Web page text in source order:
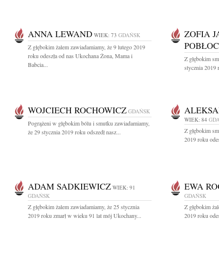
ANNA LEWAND WIEK: 73 GDAŃSK
Z głębokim żalem zawiadamiamy, że 9 lutego 2019
roku odeszła od nas Ukochana Żona, Mama i
Babcia...
ZOFIA
Z głębokim
stycznia 2019
WOJCIECH ROCHOWICZ GDAŃSK
Pogrążeni w głębokim bólu i smutku zawiadamiamy,
że 29 stycznia 2019 roku odszedł nasz...
WIEK: 84
Z głębokim
2019 roku
ADAM SADKIEWICZ WIEK: 91
GDAŃSK
Z głębokim żalem zawiadamiamy, że 25 stycznia
2019 roku zmarł w wieku 91 lat mój Ukochany...
EWA
GDAŃSK
Z głębokim
2019 roku